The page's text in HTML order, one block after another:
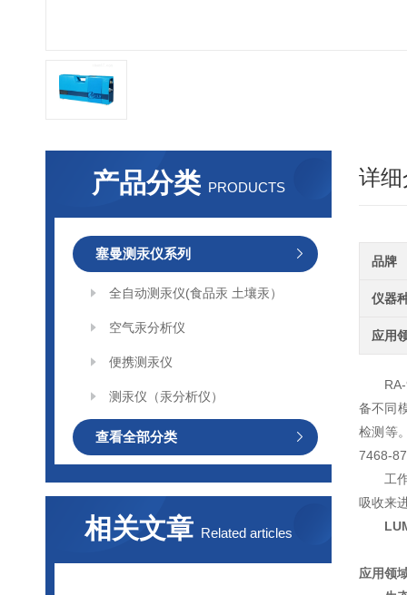
产品分类 PRODUCTS
塞曼测汞仪系列
全自动测汞仪(食品汞 土壤汞）
空气汞分析仪
便携测汞仪
测汞仪（汞分析仪）
查看全部分类
相关文章 Related articles
详
品牌
仪器
应用
备不同
检测等
7468-
工
吸收来
应用领